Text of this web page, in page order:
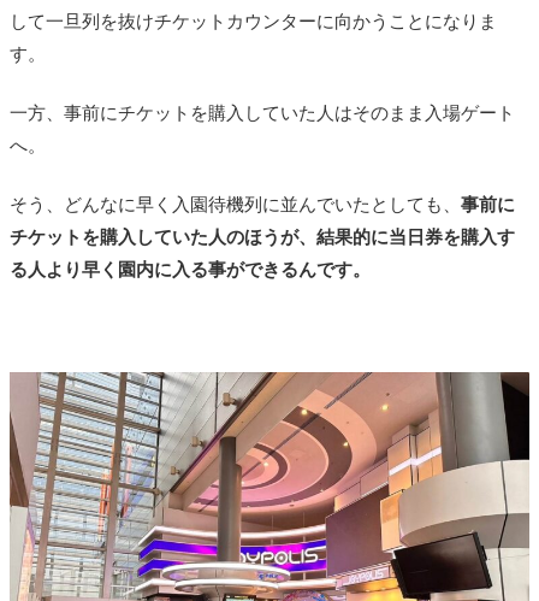
して一旦列を抜けチケットカウンターに向かうことになりま
す。
一方、事前にチケットを購入していた人はそのまま入場ゲート
へ。
そう、どんなに早く入園待機列に並んでいたとしても、 事前に
チケットを購入していた人のほうが、結果的に当日券を購入す
る人より早く園内に入る事ができるんです。